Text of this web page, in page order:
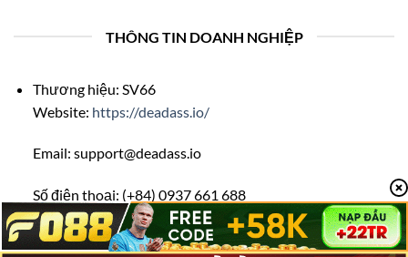
THÔNG TIN DOANH NGHIỆP
Thương hiệu: SV66
Website: https://deadass.io/
Email: support@deadass.io
Số điện thoại: (+84) 0937 661 688
Địa chỉ: 23/5 Nguyễn Thượng Hiền, Phường 5, Phú